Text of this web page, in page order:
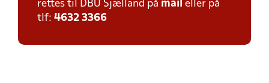
rettes til DBU Sjælland på mail eller på
tlf: 4632 3366